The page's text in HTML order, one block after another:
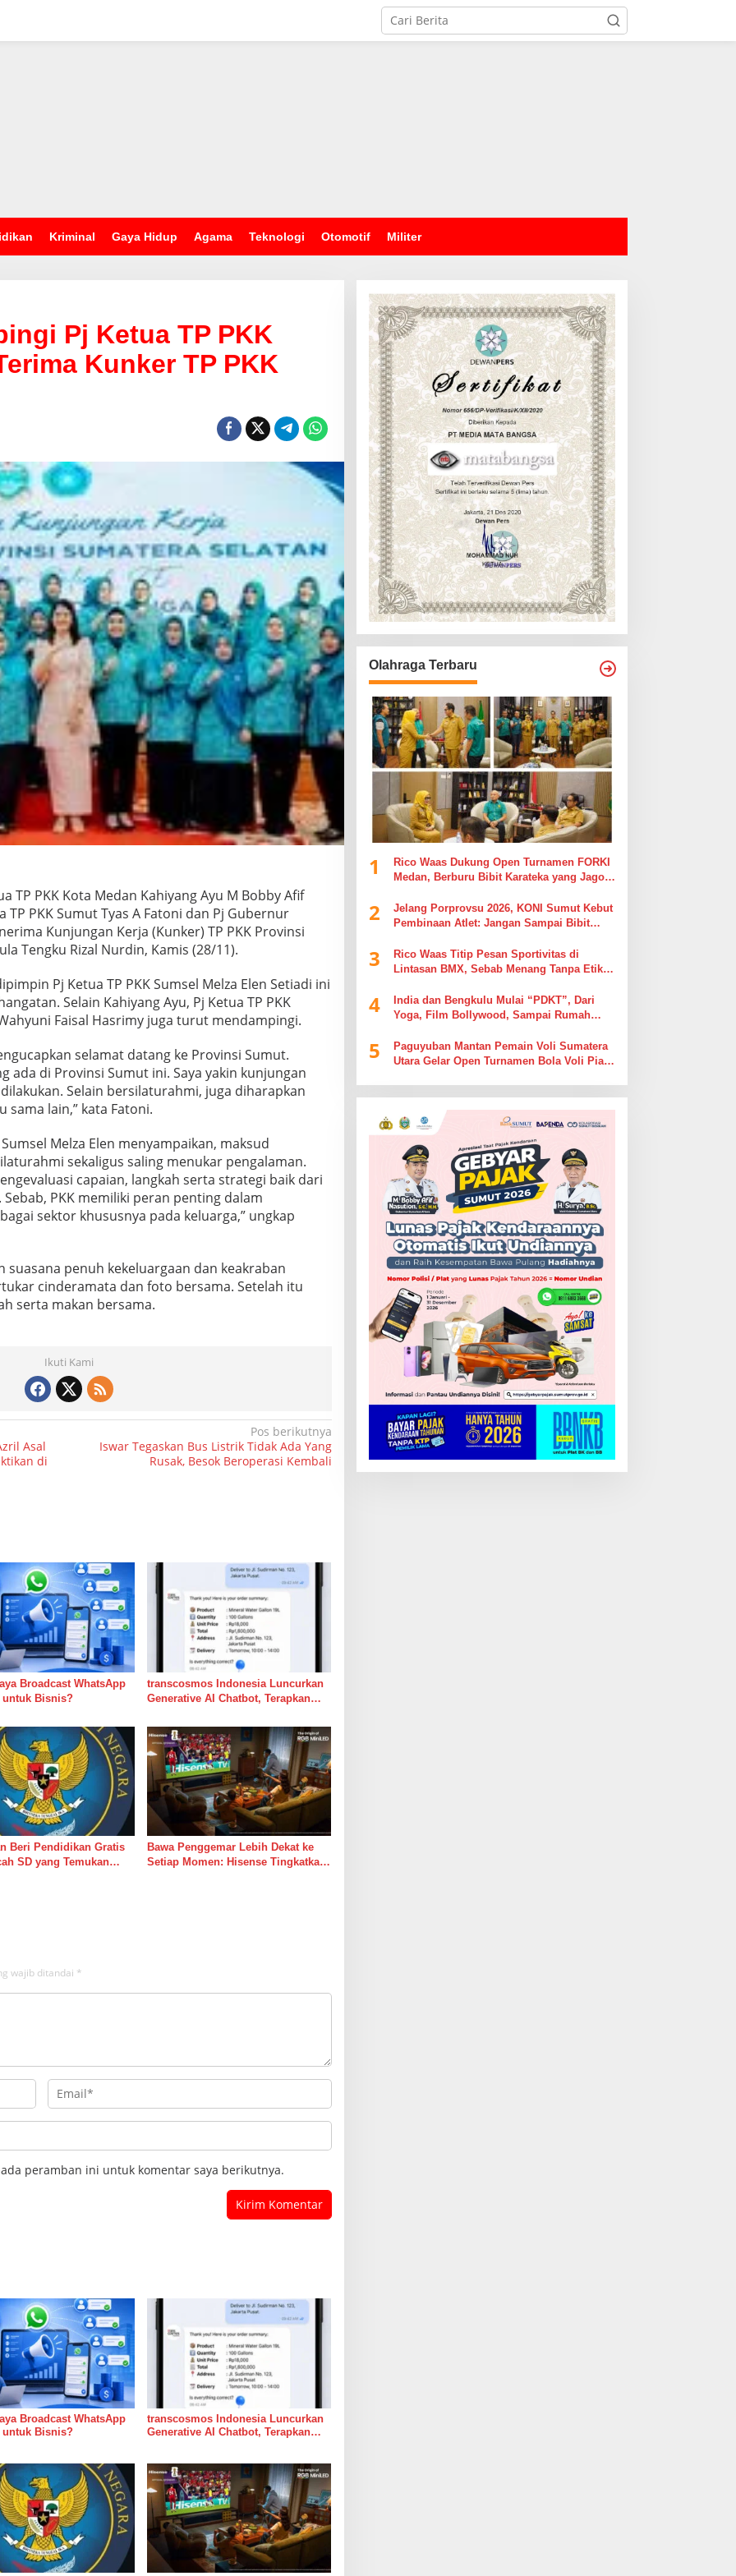
Kriminal Gaya Hidup Agama Teknologi Otomotif Militer
Pj Ketua TP PKK
Kunker TP PKK
TP PKK Kota Medan Kahiyang Ayu M Bobby Afif
PKK Sumut Tyas A Fatoni dan Pj Gubernur
Kunjungan Kerja (Kunker) TP PKK Provinsi
Tengku Rizal Nurdin, Kamis (28/11).
Pj Ketua TP PKK Sumsel Melza Elen Setiadi ini
Selain Kahiyang Ayu, Pj Ketua TP PKK
Faisal Hasrimy juga turut mendampingi.
selamat datang ke Provinsi Sumut.
ada di Provinsi Sumut ini. Saya yakin kunjungan
Selain bersilaturahmi, juga diharapkan
sama lain,” kata Fatoni.
Melza Elen menyampaikan, maksud
sekaligus saling menukar pengalaman.
capaian, langkah serta strategi baik dari
PKK memiliki peran penting dalam
sektor khususnya pada keluarga,” ungkap
suasana penuh kekeluargaan dan keakraban
cinderamata dan foto bersama. Setelah itu
serta makan bersama.
Ikuti Kami
Asal
di
Pos berikutnya
Iswar Tegaskan Bus Listrik Tidak Ada Yang
Rusak, Besok Beroperasi Kembali
Broadcast WhatsApp
untuk Bisnis?
transcosmos Indonesia Luncurkan
Generative AI Chatbot, Terapkan
Berbasis AI
Beri Pendidikan Gratis
SD yang Temukan
Bawa Penggemar Lebih Dekat ke
Setiap Momen: Hisense Tingkatkan
wajib ditandai *
peramban ini untuk komentar saya berikutnya.
Broadcast WhatsApp
untuk Bisnis?
transcosmos Indonesia Luncurkan
Generative AI Chatbot, Terapkan
Olahraga Terbaru
1
Rico Waas Dukung Open Turnamen FORKI
Medan, Berburu Bibit Karateka yang Jago
Komentar
2
Jelang Porprovsu 2026, KONI Sumut Kebut
Pembinaan Atlet: Jangan Sampai Bibit
3
Rico Waas Titip Pesan Sportivitas di
Lintasan BMX, Sebab Menang Tanpa Etika
4
India dan Bengkulu Mulai “PDKT”, Dari
Yoga, Film Bollywood, Sampai Rumah
5
Paguyuban Mantan Pemain Voli Sumatera
Utara Gelar Open Turnamen Bola Voli Piala